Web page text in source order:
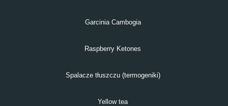
Garcinia Cambogia
Raspberry Ketones
Spalacze tłuszczu (termogeniki)
Yellow tea